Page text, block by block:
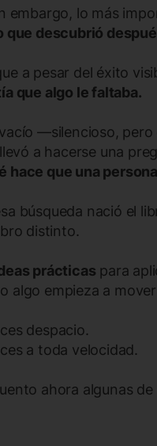
embargo, lo más
que descubrió
a pesar del éxito
que algo le faltaba.
—silencioso,
a hacerse una
hace que una
búsqueda nació el
distinto.
prácticas para
algo empieza a
despacio.
a toda velocidad.
ahora algunas